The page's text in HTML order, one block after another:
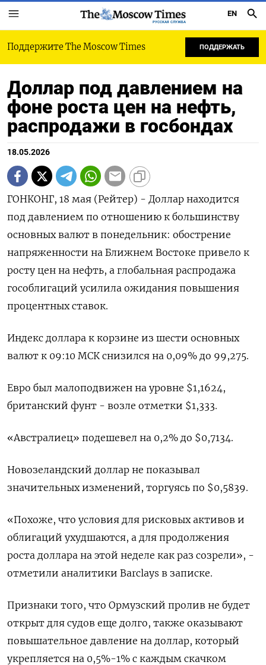
РУССКАЯ СЛУЖБА
EN
Поддержите The Moscow Times ПОДДЕРЖАТЬ
Доллар под давлением на
фоне роста цен на нефть,
распродажи в госбондах
18.05.2026
ГОНКОНГ, 18 мая (Рейтер) - Доллар находится
под давлением по отношению к большинству
основных валют в понедельник: обострение
напряженности на Ближнем Востоке привело к
росту цен на ‌нефть, а глобальная распродажа
гособлигаций усилила ожидания повышения
процентных ставок.
Индекс доллара к корзине из шести основных
валют к 09:10 МСК снизился на 0,09% ​до 99,275.
Евро был малоподвижен ​на уровне $1,1624, ​
британский фунт - возле отметки $1,333.
«Австралиец» ⁠подешевел на 0,2% до $0,7134.
Новозеландский доллар не показывал
‌значительных изменений, торгуясь по $0,5839.
«Похоже, что условия ‌для рисковых активов и
облигаций ухудшаются, а для продолжения
роста доллара на ​этой неделе как раз созрели», -
отметили аналитики Barclays в записке.
Признаки ‌того, что Ормузский пролив не будет
открыт для судов еще ​долго, также оказывают
повышательное давление на доллар, который
укрепляется на ‌0,5%-1% с каждым скачком